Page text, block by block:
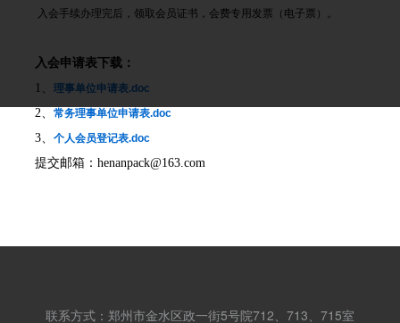
入会手续办理完后，领取会员证书，会费专用发票（电子票）。
入会申请表下载：
1、 理事单位申请表.doc
2、 常务理事单位申请表.doc
3、 个人会员登记表.doc
提交邮箱：henanpack@163.com
联系方式：郑州市金水区政一街5号院712、713、715室